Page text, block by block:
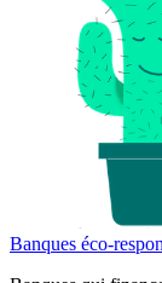
Banques éco-